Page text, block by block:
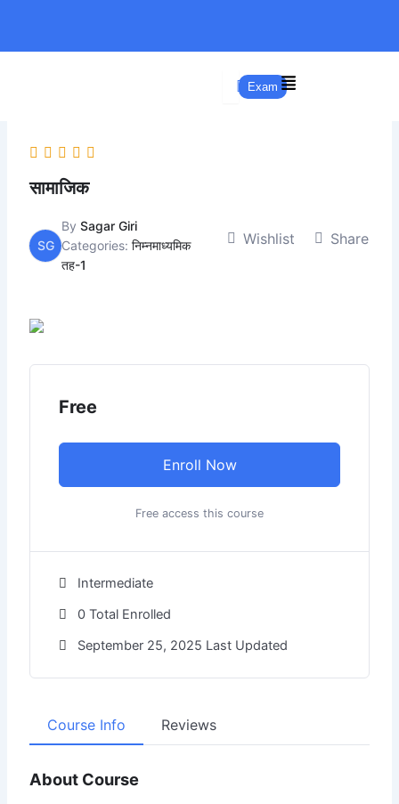
content
Exam
सामाजिक
SG
BySagar Giri
Categories:निम्नमाध्यमिक
तह-1
Wishlist Share
Free
Enroll Now
Free access this course
Intermediate
0 Total Enrolled
September 25, 2025 Last Updated
Course Info Reviews
About Course